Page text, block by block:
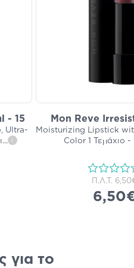
- 15
Ultra-
... i
Mon Reve
Moisturizing Lipstick
Color 1 Τεμάχιο
Π.Λ.Τ.
για το